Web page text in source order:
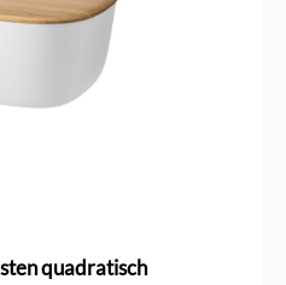
quadratisch